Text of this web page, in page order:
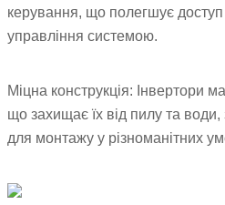
керування, що полегшує доступ
управління системою.
Міцна конструкція: Інвертори
що захищає їх від пилу та води,
для монтажу у різноманітних